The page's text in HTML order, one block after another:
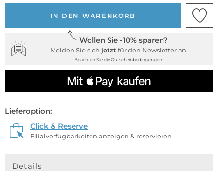
IN DEN WARENKORB
Wollen Sie -10% sparen?
Melden Sie sich jetzt für den Newsletter an.
Beachten Sie die Gutscheinbedingungen.
Lieferoption:
Click & Reserve
Filialverfügbarkeiten anzeigen & reservieren
Details